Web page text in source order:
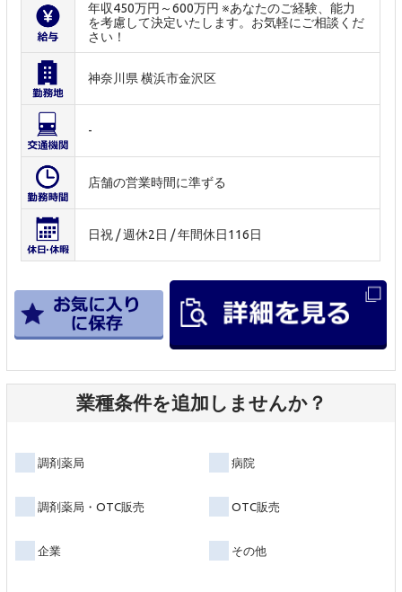
年収450万円～600万円 ※あなたのご経験、能力
を考慮して決定いたします。お気軽にご相談くだ
さい！
神奈川県 横浜市金沢区
-
店舗の営業時間に準ずる
日祝 / 週休2日 / 年間休日116日
業種条件を追加しませんか？
調剤薬局 病院
調剤薬局・OTC販売 OTC販売
企業 その他